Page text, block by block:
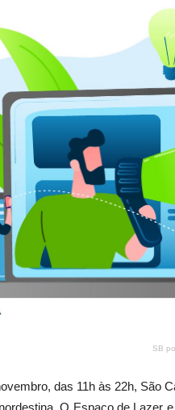
SB
das 11h às 22h, São